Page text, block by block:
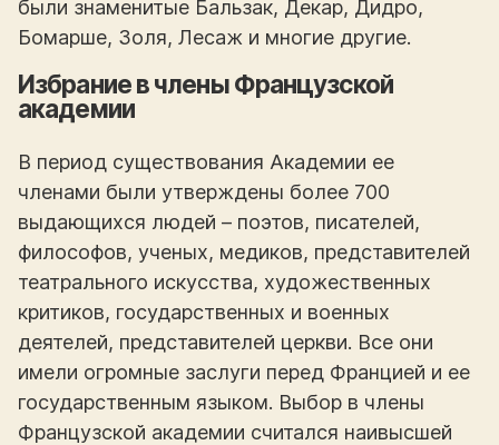
были знаменитые Бальзак, Декар, Дидро,
Бомарше, Золя, Лесаж и многие другие.
Избрание в члены Французской
академии
В период существования Академии ее
членами были утверждены более 700
выдающихся людей – поэтов, писателей,
философов, ученых, медиков, представителей
театрального искусства, художественных
критиков, государственных и военных
деятелей, представителей церкви. Все они
имели огромные заслуги перед Францией и ее
государственным языком. Выбор в члены
Французской академии считался наивысшей